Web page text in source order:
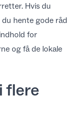
Hvis du
hente gode råd
for
og få de lokale
flere